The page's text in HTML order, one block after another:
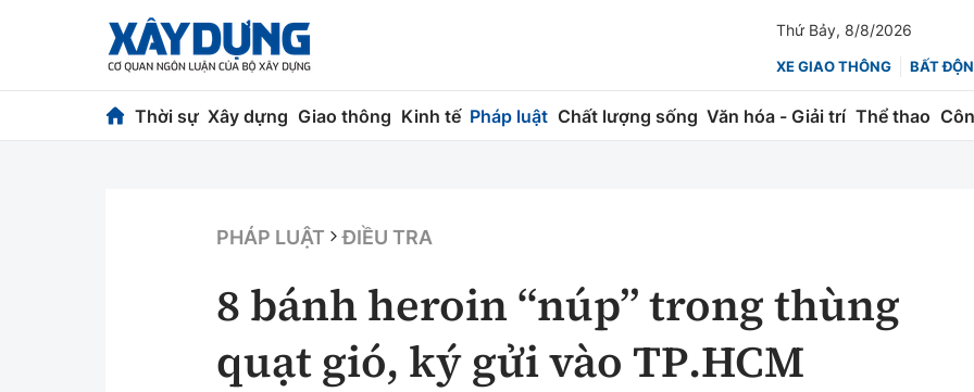
Thứ Bảy, 8/8/2026
XE GIAO THÔNG BẤT
Thời sự Xây dựng Giao thông Kinh tế Pháp luật Chất lượng sống Văn hóa - Giải trí Thể thao
Chuyện dọc đường
Chỉ đạo điều hành
Vật liệu xây dựng
Giám định chất lượng
Hàng không
Đường sắt
Chứng khoán
PHÁP LUẬT ĐIỀU TRA
8 bánh heroin “núp” trong thùng
quạt gió, ký gửi vào TP.HCM